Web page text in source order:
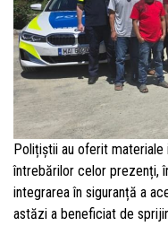
Polițiștii au oferit
întrebărilor celor prezenți,
integrarea în siguranță a
astăzi a beneficiat de